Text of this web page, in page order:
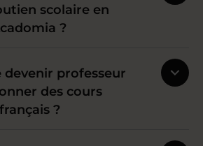
scolaire en
?
devenir professeur
des cours
?